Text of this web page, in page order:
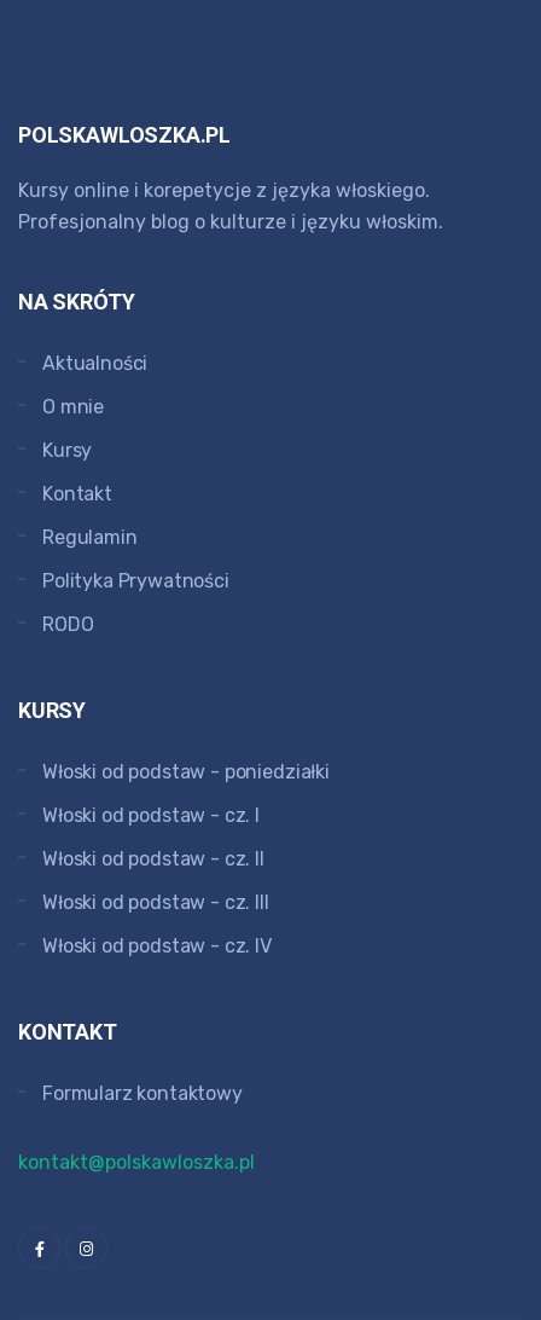
POLSKAWLOSZKA.PL
Kursy online i korepetycje z języka włoskiego.
Profesjonalny blog o kulturze i języku włoskim.
NA SKRÓTY
Aktualności
O mnie
Kursy
Kontakt
Regulamin
Polityka Prywatności
RODO
KURSY
Włoski od podstaw - poniedziałki
Włoski od podstaw - cz. I
Włoski od podstaw - cz. II
Włoski od podstaw - cz. III
Włoski od podstaw - cz. IV
KONTAKT
Formularz kontaktowy
kontakt@polskawloszka.pl